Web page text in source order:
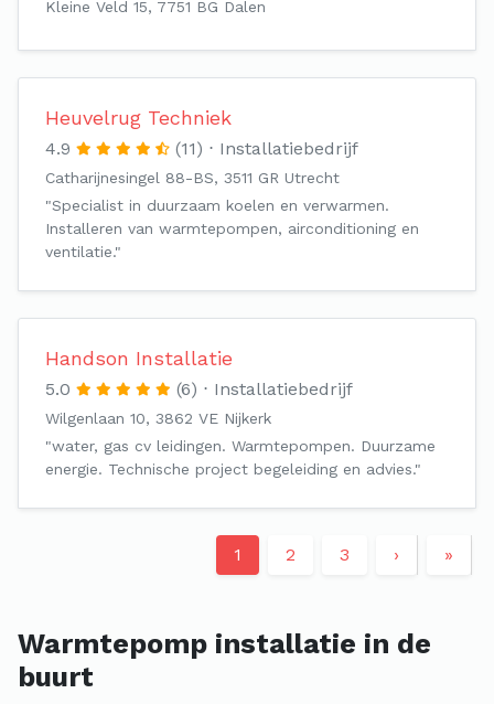
Kleine Veld 15, 7751 BG Dalen
Heuvelrug Techniek
4.9 (11) Installatiebedrijf
Catharijnesingel 88-BS, 3511 GR Utrecht
"Specialist in duurzaam koelen en verwarmen.
Installeren van warmtepompen, airconditioning en
ventilatie."
Handson Installatie
5.0 (6) Installatiebedrijf
Wilgenlaan 10, 3862 VE Nijkerk
"water, gas cv leidingen. Warmtepompen. Duurzame
energie. Technische project begeleiding en advies."
1 2 3 › »
Warmtepomp installatie in de
buurt